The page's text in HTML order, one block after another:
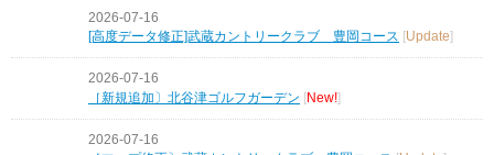
2026-07-16
[高度データ修正]武蔵カントリークラブ 豊岡コース
Update
2026-07-16
［新規追加〕北谷津ゴルフガーデン [New!]
2026-07-16